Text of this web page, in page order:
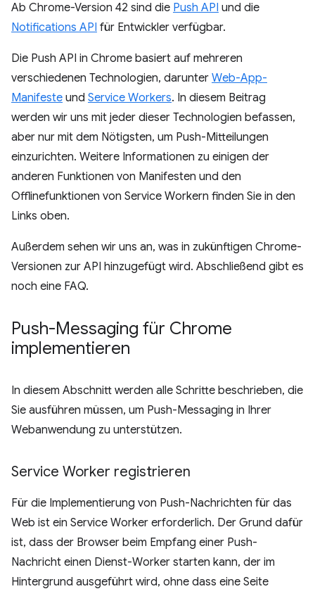
Ab Chrome-Version 42 sind die Push API und die
Notifications API für Entwickler verfügbar.
Die Push API in Chrome basiert auf mehreren
verschiedenen Technologien, darunter Web-App-
Manifeste und Service Workers. In diesem Beitrag
werden wir uns mit jeder dieser Technologien befassen,
aber nur mit dem Nötigsten, um Push-Mitteilungen
einzurichten. Weitere Informationen zu einigen der
anderen Funktionen von Manifesten und den
Offlinefunktionen von Service Workern finden Sie in den
Links oben.
Außerdem sehen wir uns an, was in zukünftigen Chrome-
Versionen zur API hinzugefügt wird. Abschließend gibt es
noch eine FAQ.
Push-Messaging für Chrome
implementieren
In diesem Abschnitt werden alle Schritte beschrieben, die
Sie ausführen müssen, um Push-Messaging in Ihrer
Webanwendung zu unterstützen.
Service Worker registrieren
Für die Implementierung von Push-Nachrichten für das
Web ist ein Service Worker erforderlich. Der Grund dafür
ist, dass der Browser beim Empfang einer Push-
Nachricht einen Dienst-Worker starten kann, der im
Hintergrund ausgeführt wird, ohne dass eine Seite